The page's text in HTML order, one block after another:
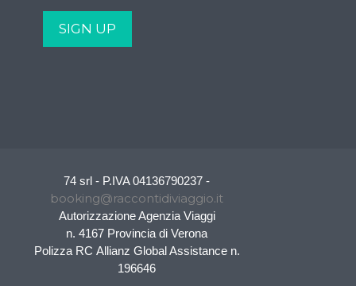
74 srl - P.IVA 04136790237 -
booking@raccontidiviaggio.it
Autorizzazione Agenzia Viaggi
n. 4167 Provincia di Verona
Polizza RC Allianz Global Assistance n.
196646